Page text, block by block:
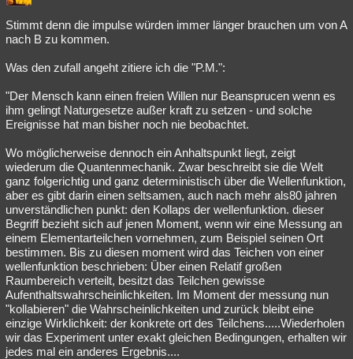
Stimmt denn die impulse würden immer länger brauchen um von A
nach B zu kommen.
Was den zufall angeht zitiere ich die "P.M.":
"Der Mensch kann einen freien Willen nur Beansprucen wenn es
ihm gelingt Naturgesetze außer kraft zu setzen - und solche
Ereignisse hat man bisher noch nie beobachtet.
Wo möglicherweise dennoch ein Anhaltspunkt liegt, zeigt
wiederum die Quantenmechanik. Zwar beschreibt sie die Welt
ganz folgerichtig und ganz deterministisch über die Wellenfunktion,
aber es gibt darin einen seltsamen, auch nach mehr als80 jahren
unverständlichen punkt: den Kollaps der wellenfunktion. dieser
Begriff bezieht sich auf jenen Moment, wenn wir eine Messung an
einem Elementarteilchen vornehmen, zum Beispiel seinen Ort
bestimmen. Bis zu diesen moment wird das Teichen von einer
wellenfunktion beschrieben: Über einen Relatif großen
Raumbereich verteilt, besitzt das Teilchen gewisse
Aufenthaltswahrscheinlichkeiten. Im Moment der messung nun
"kollabieren" die Wahrscheinlichkeiten und zurück bleibt eine
einzige Wirklichkeit: der konkrete ort des Teilchens.....Wiederholen
wir das Experiment unter exakt gleichen Bedingungen, erhalten wir
jedes mal ein anderes Ergebnis....